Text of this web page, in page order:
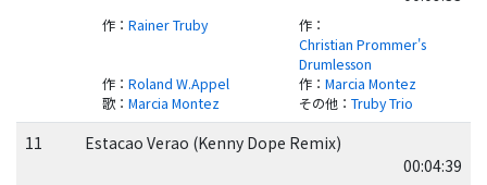
作： Rainer Truby 作：
Christian Prommer's
Drumlesson
作： Roland W.Appel 作： Marcia Montez
歌： Marcia Montez その他： Truby Trio
11
Estacao Verao (Kenny Dope Remix)
00:04:39